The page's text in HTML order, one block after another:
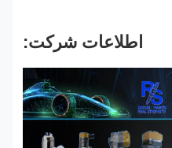
اطلاعات شرکت: